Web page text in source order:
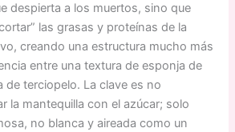
despierta a los muertos, sino que
las grasas y proteínas de la
creando una estructura mucho más
entre una textura de esponja de
de terciopelo. La clave es no
la mantequilla con el azúcar; solo
no blanca y aireada como un